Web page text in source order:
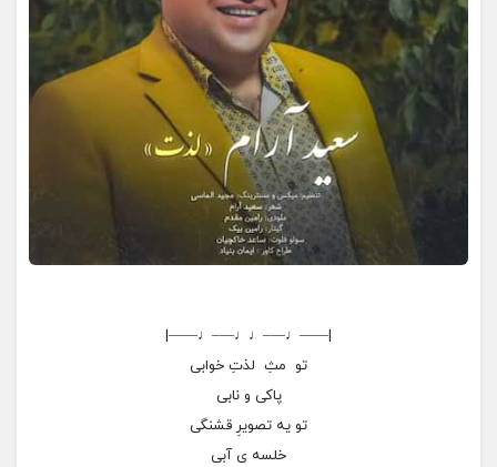
|——♩—–♩♩—–♩——|
تو مثِ لذتِ خوابی
پاکی و نابی
تو یه تصویرِ قشنگی
خلسه ی آبی